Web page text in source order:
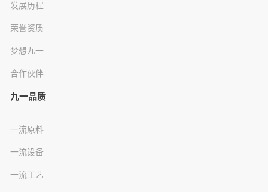
发展历程
荣誉资质
梦想九一
合作伙伴
九一品质
一流原料
一流设备
一流工艺